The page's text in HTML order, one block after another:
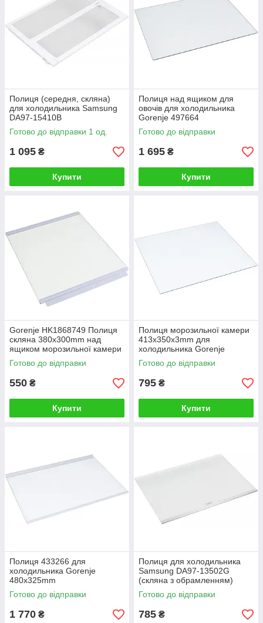
Полиця (середня, скляна)
для холодильника Samsung
DA97-15410B
Готово до відправки 1 од.
1 095 ₴
Купити
Полиця над ящиком для
овочів для холодильника
Gorenje 497664
Готово до відправки
1 695 ₴
Купити
Gorenje HK1868749 Полиця
скляна 380x300mm над
ящиком морозильної камери
для холодильника
Готово до відправки
550 ₴
Купити
Полиця морозильної камери
413x350x3mm для
холодильника Gorenje
409792
Готово до відправки
795 ₴
Купити
Полиця 433266 для
холодильника Gorenje
480x325mm
Готово до відправки
1 770 ₴
Полиця для холодильника
Samsung DA97-13502G
(скляна з обрамленням)
Готово до відправки
785 ₴